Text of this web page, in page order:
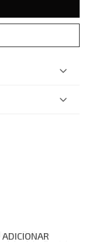
ADICIONAR